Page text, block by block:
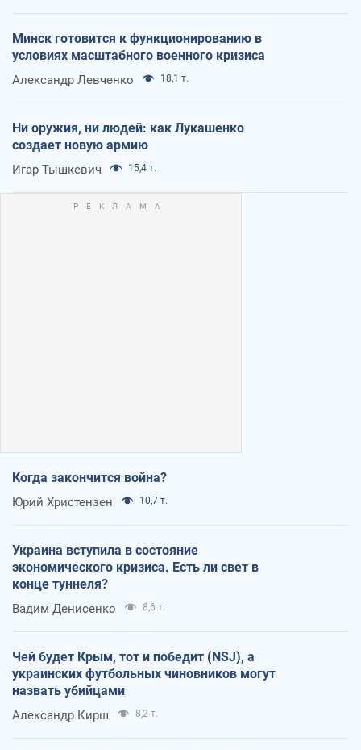
Минск готовится к функционированию в
условиях масштабного военного кризиса
Александр Левченко 18,1 т.
Ни оружия, ни людей: как Лукашенко
создает новую армию
Игар Тышкевич 15,4 т.
Когда закончится война?
Юрий Христензен 10,7 т.
Украина вступила в состояние
экономического кризиса. Есть ли свет в
конце туннеля?
Вадим Денисенко 8,6 т.
Чей будет Крым, тот и победит (NSJ), а
украинских футбольных чиновников могут
назвать убийцами
Александр Кирш 8,2 т.